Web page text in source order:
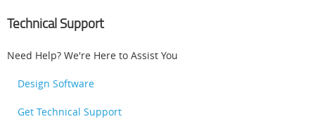
Technical Support
Need Help? We're Here to Assist You
Design Software
Get Technical Support